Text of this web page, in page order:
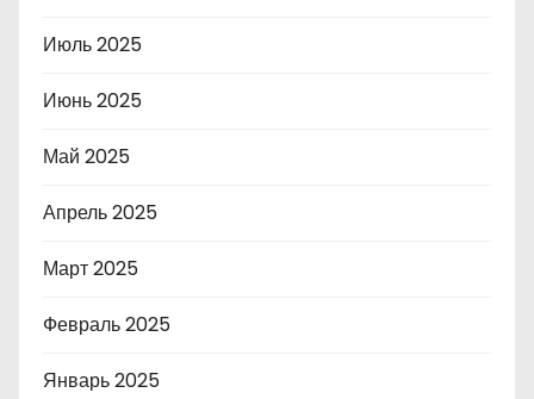
Июль 2025
Июнь 2025
Май 2025
Апрель 2025
Март 2025
Февраль 2025
Январь 2025